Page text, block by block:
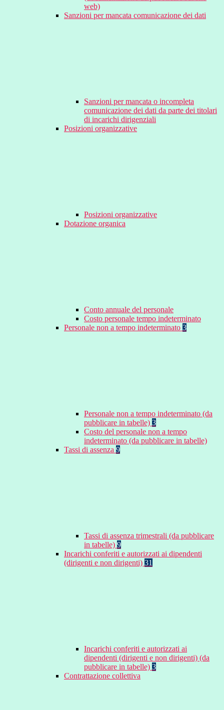
web)
Sanzioni per mancata comunicazione dei dati
Sanzioni per mancata o incompleta
comunicazione dei dati da parte dei titolari
di incarichi dirigenziali
Posizioni organizzative
Posizioni organizzative
Dotazione organica
Conto annuale del personale
Costo personale tempo indeterminato
Personale non a tempo indeterminato 3
Personale non a tempo indeterminato (da
pubblicare in tabelle) 3
Costo del personale non a tempo
indeterminato (da pubblicare in tabelle)
Tassi di assenza 9
Tassi di assenza trimestrali (da pubblicare
in tabelle) 9
Incarichi conferiti e autorizzati ai dipendenti
(dirigenti e non dirigenti) 31
Incarichi conferiti e autorizzati ai
dipendenti (dirigenti e non dirigenti) (da
pubblicare in tabelle) 3
Contrattazione collettiva